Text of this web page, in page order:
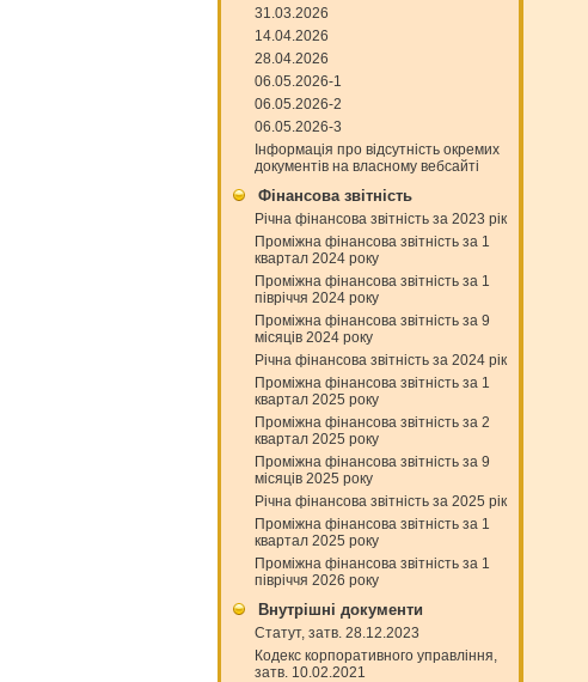
31.03.2026
14.04.2026
28.04.2026
06.05.2026-1
06.05.2026-2
06.05.2026-3
Інформація про відсутність окремих
документів на власному вебсайті
Фінансова звітність
Річна фінансова звітність за 2023 рік
Проміжна фінансова звітність за 1
квартал 2024 року
Проміжна фінансова звітність за 1
півріччя 2024 року
Проміжна фінансова звітність за 9
місяців 2024 року
Річна фінансова звітність за 2024 рік
Проміжна фінансова звітність за 1
квартал 2025 року
Проміжна фінансова звітність за 2
квартал 2025 року
Проміжна фінансова звітність за 9
місяців 2025 року
Річна фінансова звітність за 2025 рік
Проміжна фінансова звітність за 1
квартал 2025 року
Проміжна фінансова звітність за 1
півріччя 2026 року
Внутрішні документи
Статут, затв. 28.12.2023
Кодекс корпоративного управління,
затв. 10.02.2021